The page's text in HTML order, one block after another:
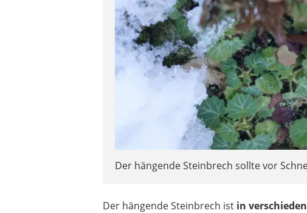
Der hängende Steinbrech sollte vor
Der hängende Steinbrech ist in